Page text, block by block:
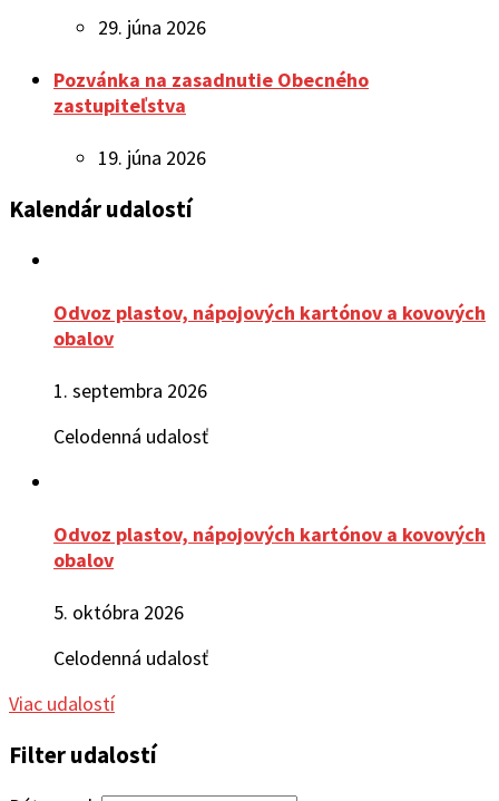
29. júna 2026
Pozvánka na zasadnutie Obecného
zastupiteľstva
19. júna 2026
Kalendár udalostí
Odvoz plastov, nápojových kartónov a kovových
obalov
1. septembra 2026
Celodenná udalosť
Odvoz plastov, nápojových kartónov a kovových
obalov
5. októbra 2026
Celodenná udalosť
Viac udalostí
Filter udalostí